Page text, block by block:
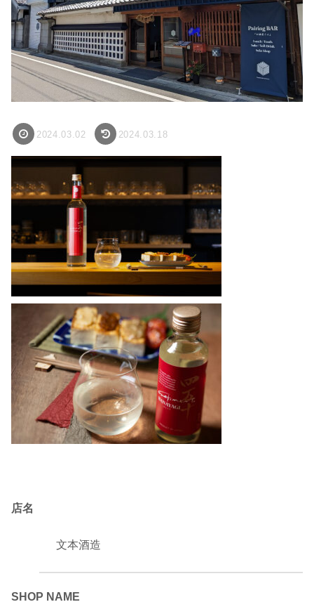
2024.03.02 2024.03.18
店名
文本酒造
SHOP NAME